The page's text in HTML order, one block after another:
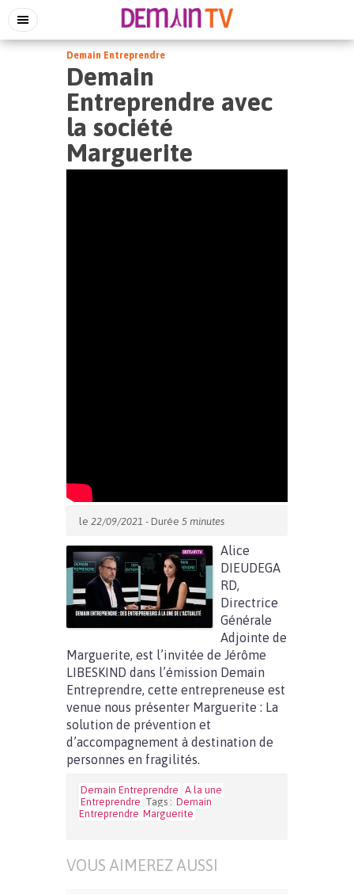
Demain Entreprendre
Demain
Entreprendre avec
la société
Marguerite
le 22/09/2021 - Durée 5 minutes
Alice
DIEUDEGA
RD,
Directrice
Générale
Adjointe de
Marguerite, est l’invitée de Jérôme
LIBESKIND dans l’émission Demain
Entreprendre, cette entrepreneuse est
venue nous présenter Marguerite : La
solution de prévention et
d’accompagnement à destination de
personnes en fragilités.
Demain Entreprendre A la une
Entreprendre Tags : Demain
Entreprendre Marguerite
VOUS AIMEREZ AUSSI